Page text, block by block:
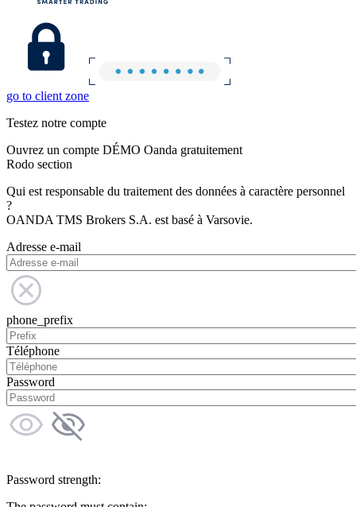
go to client zone
Testez notre compte
Ouvrez un compte DÉMO Oanda gratuitement
Rodo section
Qui est responsable du traitement des données à caractère personnel
?
OANDA TMS Brokers S.A. est basé à Varsovie.
Adresse e-mail
phone_prefix
Téléphone
Password
Password strength: